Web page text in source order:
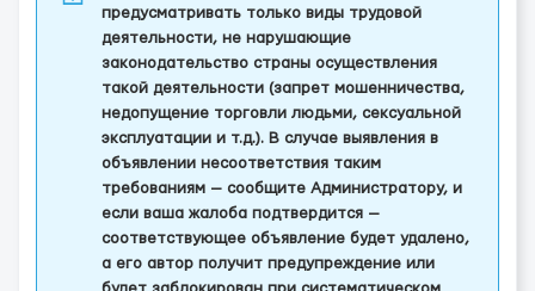
предусматривать только виды трудовой
деятельности, не нарушающие
законодательство страны осуществления
такой деятельности (запрет мошенничества,
недопущение торговли людьми, сексуальной
эксплуатации и т.д.). В случае выявления в
объявлении несоответствия таким
требованиям — сообщите Администратору, и
если ваша жалоба подтвердится —
соответствующее объявление будет удалено,
а его автор получит предупреждение или